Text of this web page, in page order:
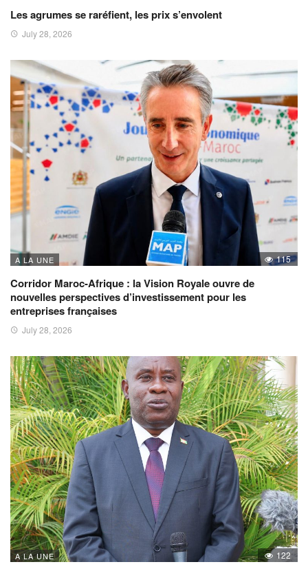
Les agrumes se raréfient, les prix s’envolent
July 28, 2026
A LA UNE 115
Corridor Maroc-Afrique : la Vision Royale ouvre de
nouvelles perspectives d’investissement pour les
entreprises françaises
July 28, 2026
A LA UNE 122